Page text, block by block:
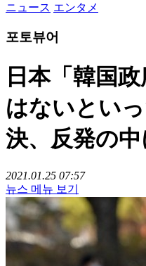
ニュース エンタメ
포토뷰어
日本「韓国
はないとい
決、反発の
2021.01.25 07:57
뉴스 메뉴 보기